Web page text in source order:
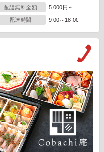
配達無料金額 5,000円～
配達時間 9:00～18:00